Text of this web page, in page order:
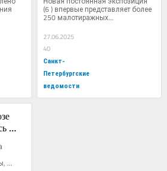
политика»
(6 ) впервые представляет более
250 малотиражных...
27.06.2025
40
Санкт-
Петербургские
ведомости